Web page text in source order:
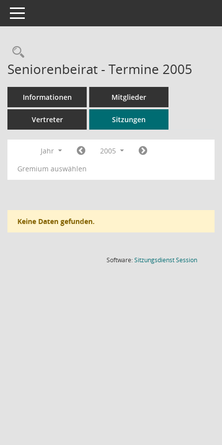
Toggle navigation
Rechercheauswahl
Seniorenbeirat - Termine 2005
Informationen Mitglieder
Vertreter Sitzungen
Jahr
2005
Gremium auswählen
Keine Daten gefunden.
Software:SitzungsdienstSession(Wird in